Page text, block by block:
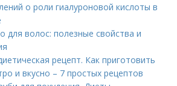
о роли гиалуроновой кислоты в
для волос: полезные свойства и
рецепт. Как приготовить
и вкусно – 7 простых рецептов